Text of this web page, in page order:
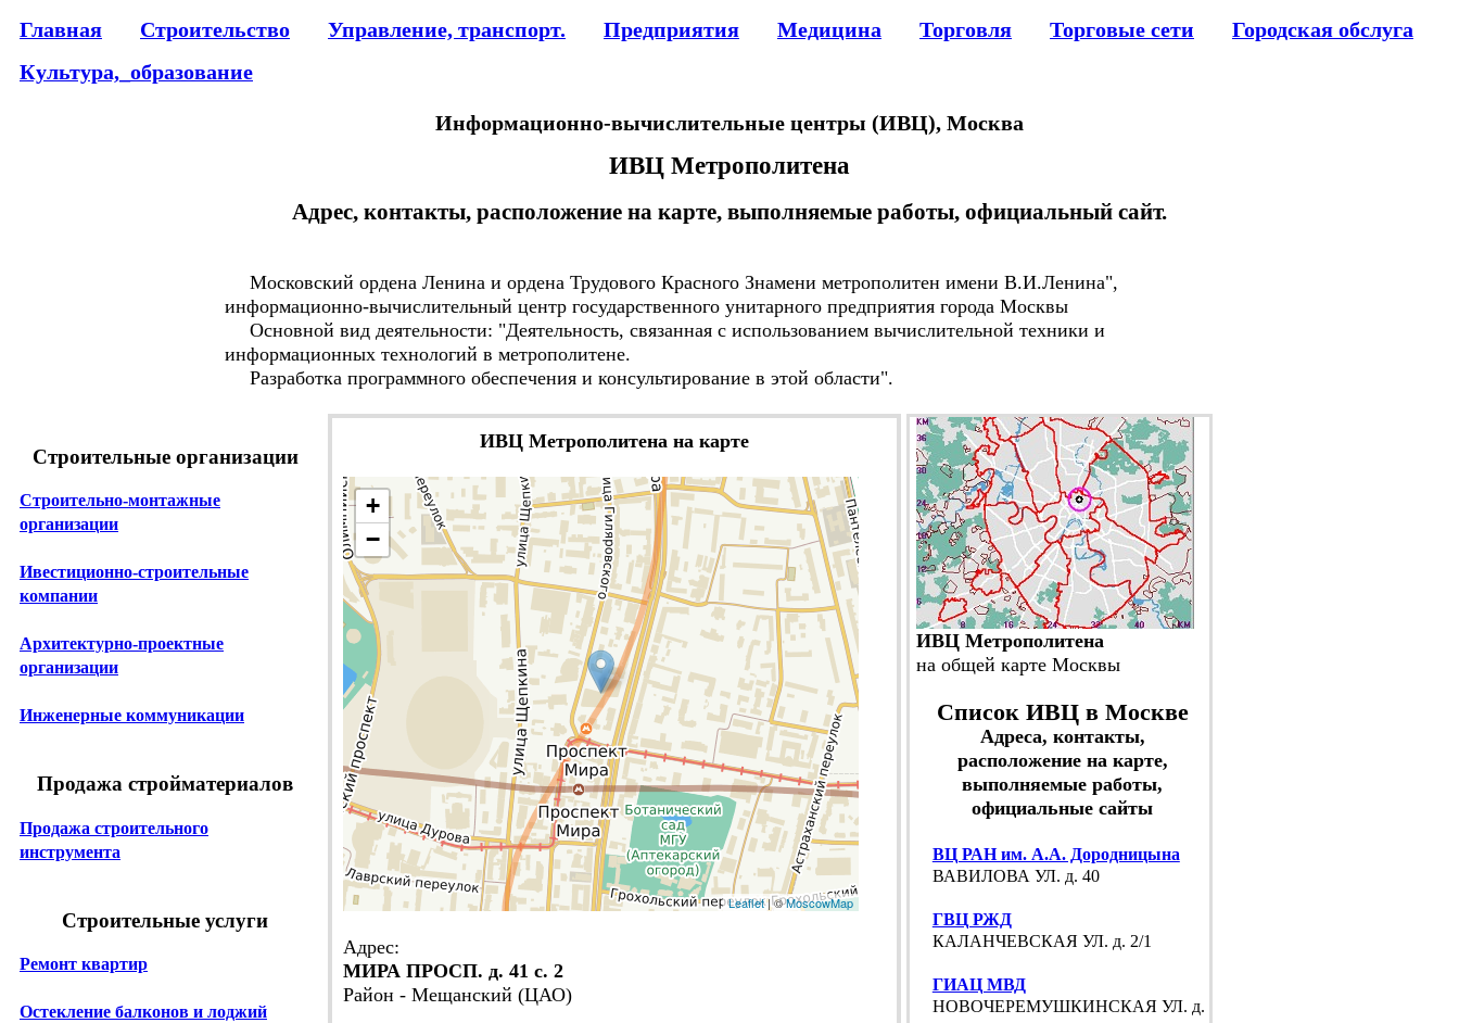
Главная Строительство Управление, транспорт. Предприятия Медицина Торговля Торговые сети
Городская обслуга
Культура,_образование
Информационно-вычислительные центры (ИВЦ), Москва
ИВЦ Метрополитена
Адрес, контакты, расположение на карте, выполняемые работы, официальный сайт.
Московский ордена Ленина и ордена Трудового Красного Знамени метрополитен имени В.И.Ленина",
информационно-вычислительный центр государственного унитарного предприятия города Москвы
Основной вид деятельности: "Деятельность, связанная с использованием вычислительной техники и
информационных технологий в метрополитене.
Разработка программного обеспечения и консультирование в этой области".
Строительные организации
Строительно-монтажные
организации
Ивестиционно-строительные
компании
Архитектурно-проектные
организации
Инженерные коммуникации
Продажа стройматериалов
Продажа строительного
инструмента
Строительные услуги
Ремонт квартир
Остекление балконов и лоджий
ИВЦ Метрополитена на карте
+
−
Leaflet| ©MoscowMap
Адрес:
МИРА ПРОСП. д. 41 с. 2
Район - Мещанский (ЦАО)
ИВЦ Метрополитена
на общей карте Москвы
Список ИВЦ в Москве
Адреса, контакты,
расположение на карте,
выполняемые работы,
официальные сайты
ВЦ РАН им. А.А. Дородницына
ВАВИЛОВА УЛ. д. 40
ГВЦ РЖД
КАЛАНЧЕВСКАЯ УЛ. д. 2/1
ГИАЦ МВД
НОВОЧЕРЕМУШКИНСКАЯ УЛ. д. 67